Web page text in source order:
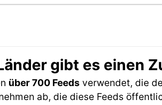
gibt es einen
über 700 Feeds verwendet, die
ab, die diese Feeds